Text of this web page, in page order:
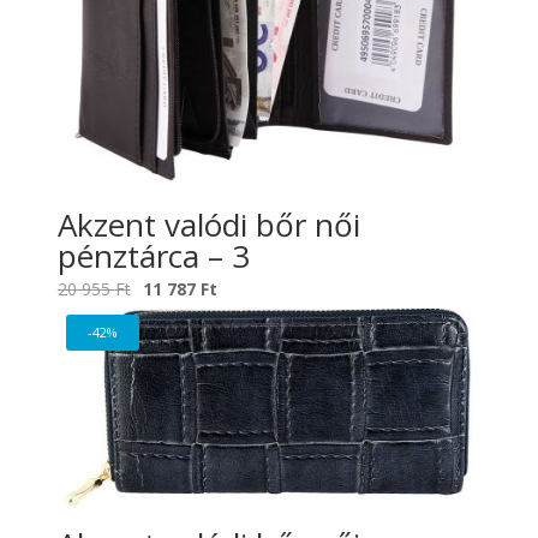
Akzent valódi bőr női
pénztárca – 3
20 955Ft Original
price
was:
20
955 Ft.
11 787 Ft
price
is:
11
787 Ft.
-42%